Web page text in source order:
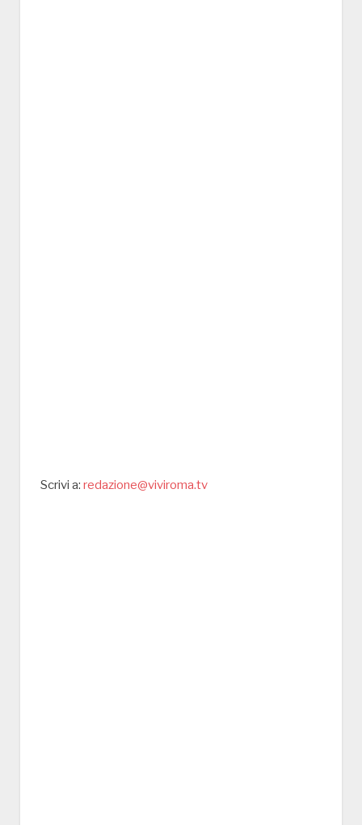
Scrivi a: redazione@viviroma.tv